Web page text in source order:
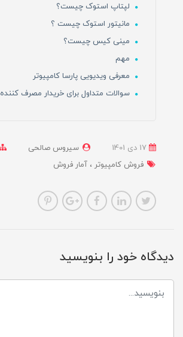
لپتاپ استوک چیست؟
مانیتور استوک چیست ؟
مینی کیس چیست؟
مهم
معرفی ویدیویی پارسا کامپیوتر
سوالات متداول برای خریدار مصرف کننده
سیروس صالحی
فروش کامپیوتر
آمار فروش
دیدگاه خود را بنویسید